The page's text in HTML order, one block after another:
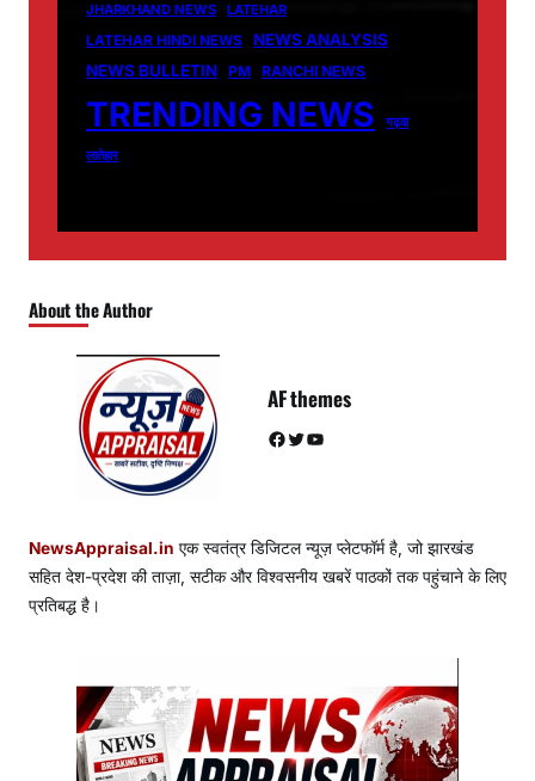
JHARKHAND NEWS
LATEHAR
LATEHAR HINDI NEWS
NEWS ANALYSIS
NEWS BULLETIN PM RANCHI NEWS
TRENDING NEWS
गढ़वा
लातेहार
About the Author
AF themes
Facebook Twitter YouTube
NewsAppraisal.in एक स्वतंत्र डिजिटल न्यूज़ प्लेटफॉर्म है, जो झारखंड
सहित देश-प्रदेश की ताज़ा, सटीक और विश्वसनीय खबरें पाठकों तक पहुंचाने के लिए
प्रतिबद्ध है।